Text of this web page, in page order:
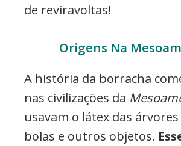
de reviravoltas!
Origens Na
A história da borracha
nas civilizações da
usavam o látex das
bolas e outros objetos.